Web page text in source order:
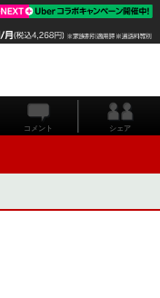
コメント シェア